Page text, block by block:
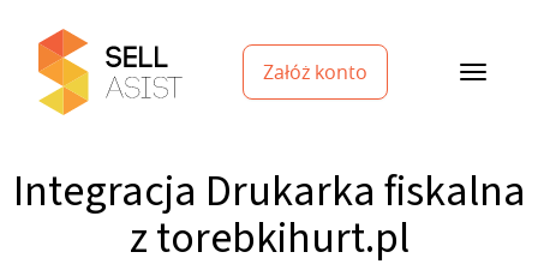
Załóż konto
Integracja Drukarka fiskalna
z torebkihurt.pl